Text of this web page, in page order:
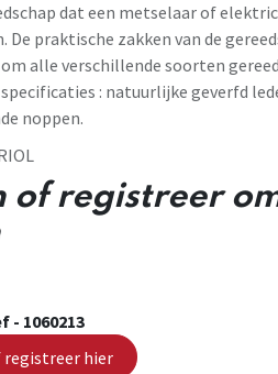
dat een metselaar of
De praktische zakken van de
alle verschillende soorten
: natuurlijke geverfd
noppen.
of registreer
- 1060213
registreer hier